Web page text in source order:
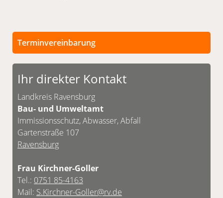
Terminvereinbarung
Persönliche Termine sind nach vorheriger
Vereinbarung möglich.
Ihr direkter Kontakt
Landkreis Ravensburg
Bau- und Umweltamt
Immissionsschutz, Abwasser, Abfall
Gartenstraße 107
Ravensburg
Frau Kirchner-Goller
Tel.: 0751 85-4163
Mail: S.Kirchner-Goller@rv.de